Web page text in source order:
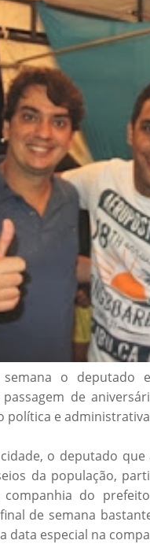
o deputado
de
política e
o deputado
da população,
do
de semana
data especial na